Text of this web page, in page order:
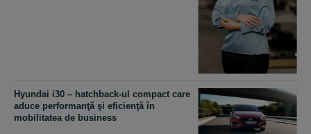
Hyundai i30 – hatchback-ul compact care
aduce performanţă şi eficienţă în
mobilitatea de business